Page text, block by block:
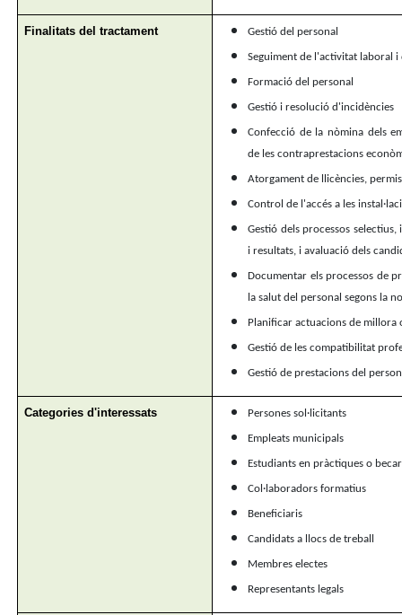
Finalitats del tractament Gestió del personal
Seguiment de l'activitat laboral
Formació del personal
Gestió i resolució d'incidències
Confecció de la nòmina dels
de les contraprestacions
Atorgament de llicències,
Control de l'accés a les
Gestió dels processos
i resultats, i avaluació dels
Documentar els processos de
la salut del personal segons la
Planificar actuacions de millora
Gestió de les compatibilitat
Gestió de prestacions del
Categories d'interessats Persones sol·licitants
Empleats municipals
Estudiants en pràctiques o
Col·laboradors formatius
Beneficiaris
Candidats a llocs de treball
Membres electes
Representants legals